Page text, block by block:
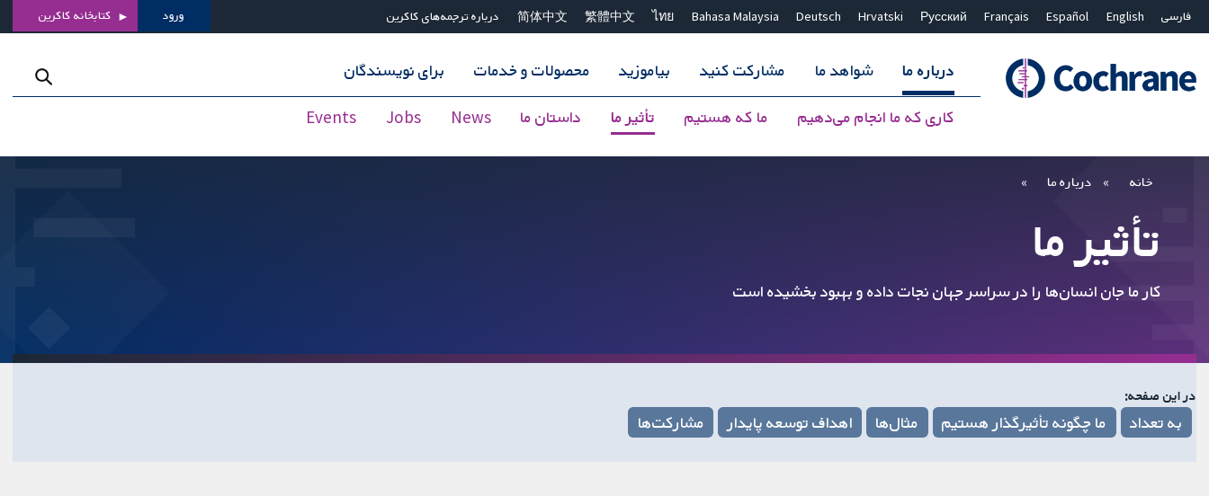
فارسی English
Español
Français
Русский
Hrvatski
Deutsch
Bahasa Malaysia
ไทย
繁體中文
简体中文 درباره ترجمه‌های کاکرین ورود کتابخانه کاکرین
درباره ما
کاری که ما انجام می‌دهیم ما که هستیم تأثیر ما داستان ما News
Jobs
Events
شواهد ما مشارکت کنید بیاموزید محصولات و خدمات برای نویسندگان
خانه درباره ما
تأثیر ما
کار ما جان انسان‌ها را در سراسر جهان نجات داده و بهبود بخشیده است
در این صفحه:
به تعداد ما چگونه تأثیرگذار هستیم مثال‌ها اهداف توسعه پایدار مشارکت‌ها